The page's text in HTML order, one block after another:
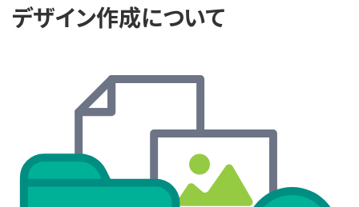
デザイン作成について